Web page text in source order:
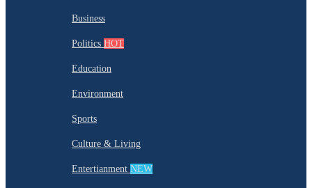
Business
Politics HOT
Education
Environment
Sports
Culture & Living
Entertianment NEW